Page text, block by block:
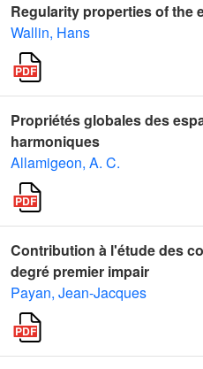
Regularity properties of the
Wallin, Hans
Propriétés globales des
harmoniques
Allamigeon, A. C.
Contribution à l'étude des
degré premier impair
Payan, Jean-Jacques